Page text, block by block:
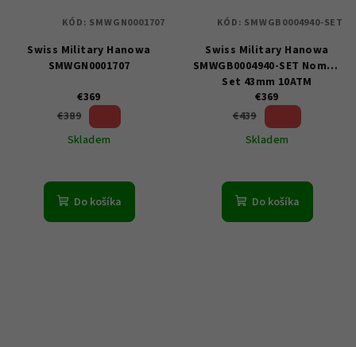
Swiss Military Hanowa
SMWGN0001707
€369
€389
Skladem
Do košíka
KÓD: SMWGN0001707
Swiss Military Hanowa
SMWGB0004940-SET Nomad
Set 43mm 10ATM
€369
€439
Skladem
Do košíka
KÓD: SMWGB0004940-SET